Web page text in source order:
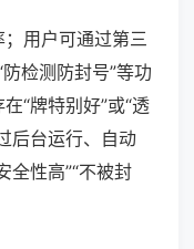
用户可通过第三
检测防封号”等功
“牌特别好”或“透
后台运行、自动
全性高”“不被封